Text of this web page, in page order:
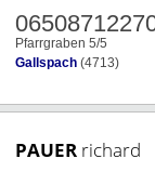
Pfarrgraben 5/5
Gallspach (4713)
PAUER richard